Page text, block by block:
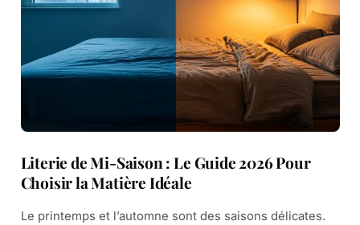
Literie de Mi-Saison : Le Guide 2026 Pour
Choisir la Matière Idéale
Le printemps et l’automne sont des saisons délicates.